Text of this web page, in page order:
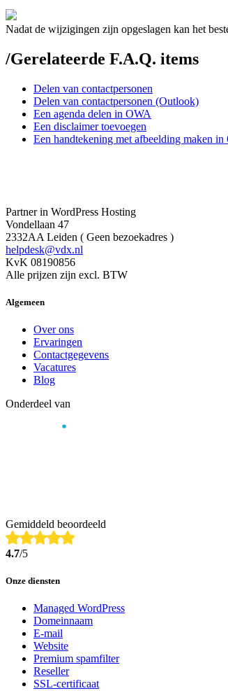
Nadat de wijzigingen zijn opgeslagen kan het
/Gerelateerde F.A.Q. items
Delen van contactpersonen
Delen van contactpersonen (Outlook)
Een agenda delen in OWA
Een disclaimer toevoegen
Een handtekening met afbeelding maken in
Partner in WordPress Hosting
Vondellaan 47
2332AA Leiden ( Geen bezoekadres )
helpdesk@vdx.nl
KvK 08190856
Alle prijzen zijn excl. BTW
Algemeen
Over ons
Ervaringen
Contactgegevens
Vacatures
Blog
Onderdeel van
Gemiddeld beoordeeld
4.7/5
Onze diensten
Managed WordPress
Domeinnaam
E-mail
Website
Premium spamfilter
Reseller
SSL-certificaat